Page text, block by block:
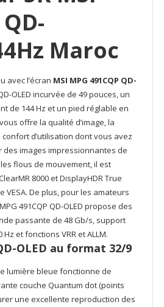
Maroc
avec l’écran MSI MPG 491CQP QD-
OLED incurvée de 49 pouces, un
de 144 Hz et un pied réglable en
offre la qualité d’image, la
d’utilisation dont vous avez
images impressionnantes de
flous de mouvement, il est
8000 et DisplayHDR True
VESA. De plus, pour les amateurs
491CQP QD-OLED propose des
passante de 48 Gb/s, support
et fonctions VRR et ALLM.
OLED au format 32/9
lumière bleue fonctionne de
couche Quantum dot (points
une excellente reproduction des